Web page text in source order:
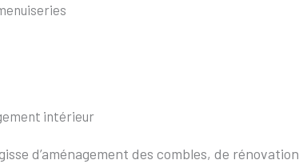
intérieur
d’aménagement des combles, de rénovation